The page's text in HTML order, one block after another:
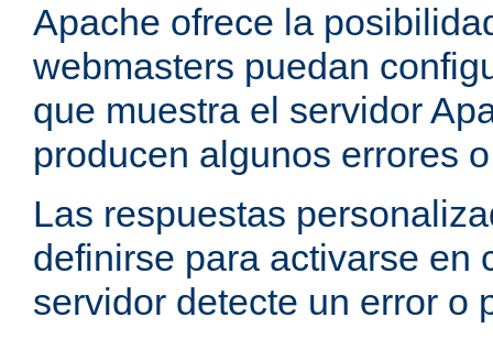
Apache ofrece la
webmasters puedan
que muestra el servidor
producen algunos errores
Las respuestas
definirse para activarse en
servidor detecte un error o